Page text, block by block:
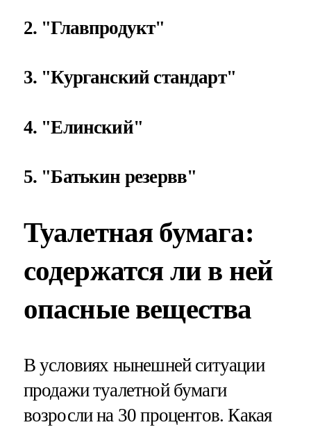
2. "Главпродукт"
3. "Курганский стандарт"
4. "Елинский"
5. "Батькин резервв"
Туалетная бумага:
содержатся ли в ней
опасные вещества
В условиях нынешней ситуации
продажи туалетной бумаги
возросли на 30 процентов. Какая